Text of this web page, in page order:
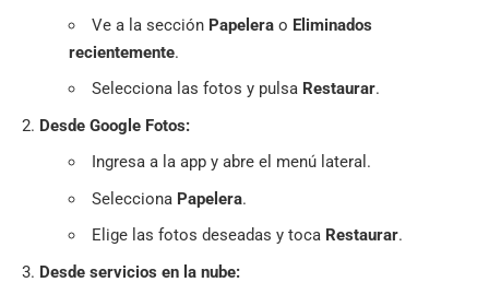
Ve a la sección Papelerao Eliminados
recientemente.
Selecciona las fotos y pulsa Restaurar.
Desde Google Fotos:
Ingresa a la app y abre el menú lateral.
Selecciona Papelera.
Elige las fotos deseadas y toca Restaurar.
Desde servicios en la nube: